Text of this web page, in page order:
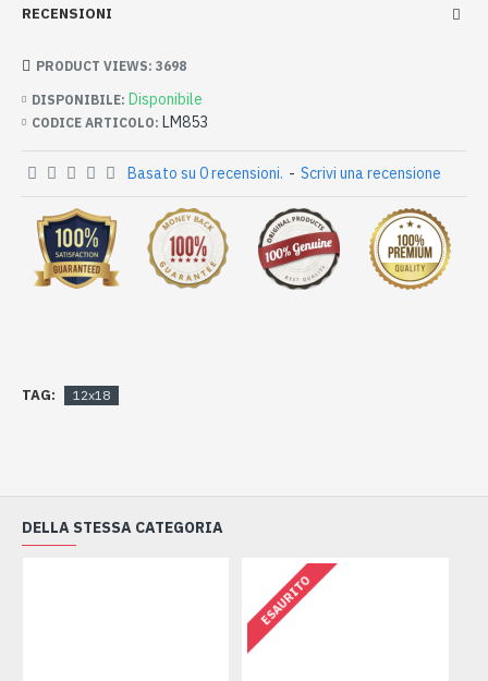
RECENSIONI
DISPONIBILE: Disponibile
CODICE ARTICOLO: LM853
PRODUCT VIEWS: 3698
Basato su 0 recensioni. - Scrivi una recensione
TAG: 12x18
DELLA STESSA CATEGORIA
ESAURITO